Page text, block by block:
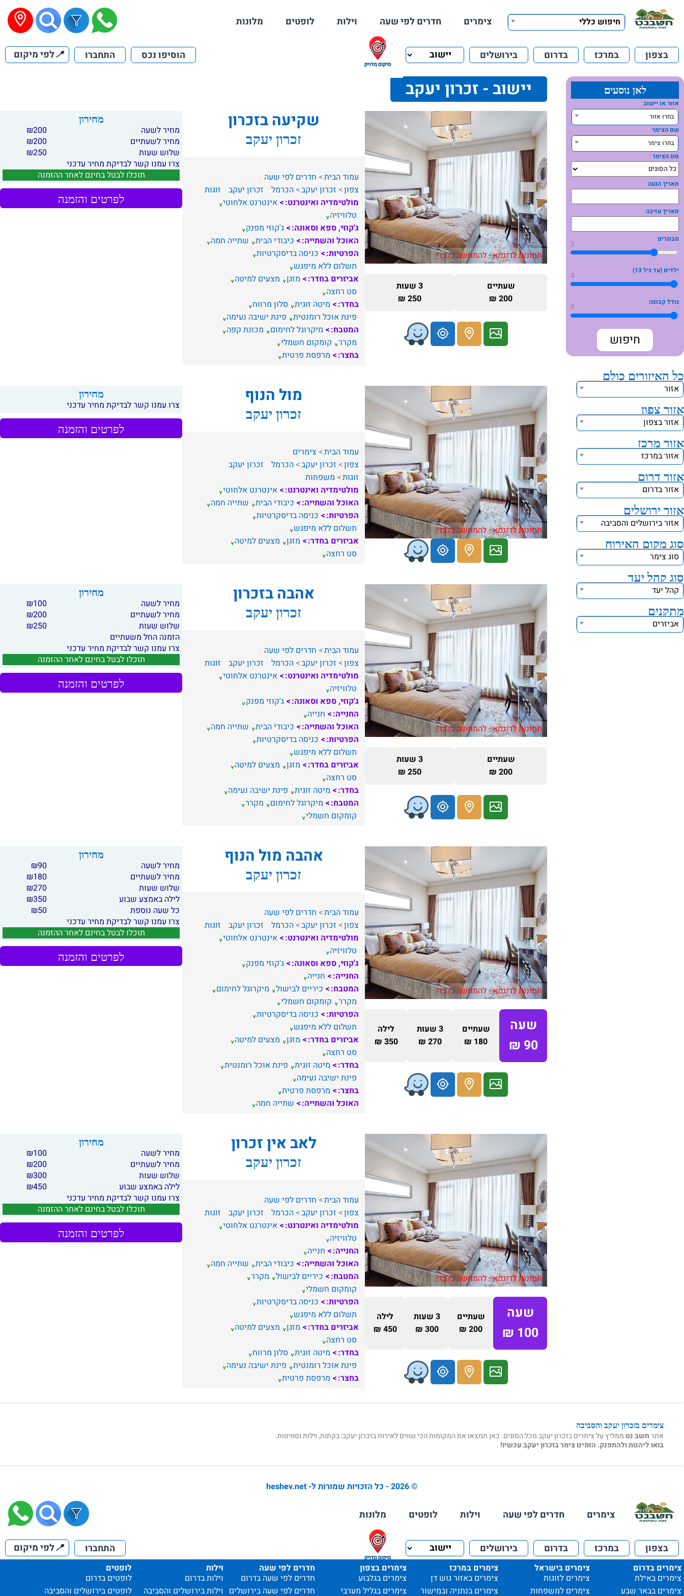
חיפוש כללי צימרים חדרים לפי שעה וילות לופטים מלונות
בצפון במרכז בדרום בירושלים הוסיפו נכס התחברו 📍לפי מיקום
לאן נוסעים
אזור או יישוב
בחרו אזור
שם הצימר
בחרו צימר
סוג הצימר
תאריך הגעה
תאריך עזיבה
מבוגרים
2
ילדים (עד גיל 13)
0
גודל קבוצה
0
כל האיזורים כולם
אזור
אזור צפון
אזור בצפון
אזור מרכז
אזור במרכז
אזור דרום
אזור בדרום
אזור ירושלים
אזור בירושלים והסביבה
סוג מקום האירוח
סוג צימר
סוג קהל יעד
קהל יעד
מתקנים
אביזרים
יישוב - זכרון יעקב
תמונות לדוגמא - להמחשה בלבד!
שעתיים
200 ₪
3 שעות
250 ₪
שקיעה בזכרון
זכרון יעקב
עמוד הבית
חדרים לפי שעה
צפון
זכרון יעקב הכרמל זכרון יעקב
זוגות
מולטימדיה ואינטרנט:
אינטרנט אלחוטי
טלוויזיה
ג'קוזי, ספא וסאונה:
ג'קוזי מפנק
האוכל והשתייה:
כיבודי הבית שתייה חמה
הפרטיות:
כניסה בדיסקרטיות
תשלום ללא מיפגש
אביזרים בחדר:
מזגן מצעים למיטה
סט רחצה
בחדר:
מיטה זוגית סלון מרווח
פינת אוכל רומנטית פינת ישיבה נעימה
המטבח:
מיקרוגל לחימום
מכונת קפה
מקרר קומקום חשמלי
בחצר:
מרפסת פרטית
מחירון
מחיר לשעה 200
₪
מחיר לשעתיים
200
₪
שלוש שעות
250
₪
צרו עמנו קשר לבדיקת מחיר עדכני
תוכלו לבטל בחינם לאחר ההזמנה
לפרטים והזמנה
תמונות לדוגמא - להמחשה בלבד!
מול הנוף
זכרון יעקב
עמוד הבית
צימרים
צפון
זכרון יעקב הכרמל
זכרון יעקב
זוגות
משפחות
מולטימדיה ואינטרנט:
אינטרנט אלחוטי
האוכל והשתייה:
כיבודי הבית שתייה חמה
הפרטיות:
כניסה בדיסקרטיות
תשלום ללא מיפגש
אביזרים בחדר:
מזגן מצעים למיטה
סט רחצה
מחירון
צרו עמנו קשר לבדיקת מחיר עדכני
לפרטים והזמנה
תמונות לדוגמא - להמחשה בלבד!
שעתיים
200 ₪
3 שעות
250 ₪
אהבה בזכרון
זכרון יעקב
עמוד הבית
חדרים לפי שעה
צפון
זכרון יעקב הכרמל זכרון יעקב
זוגות
מולטימדיה ואינטרנט:
אינטרנט אלחוטי
טלוויזיה
ג'קוזי, ספא וסאונה:
ג'קוזי מפנק
החנייה:
חנייה
האוכל והשתייה:
כיבודי הבית שתייה חמה
הפרטיות:
כניסה בדיסקרטיות
תשלום ללא מיפגש
אביזרים בחדר:
מזגן מצעים למיטה
סט רחצה
בחדר:
מיטה זוגית פינת ישיבה נעימה
המטבח:
מיקרוגל לחימום
מקרר
קומקום חשמלי
מחירון
מחיר לשעה 100
₪
מחיר לשעתיים
200
₪
שלוש שעות
250
₪
הזמנה החל משעתיים
צרו עמנו קשר לבדיקת מחיר עדכני
תוכלו לבטל בחינם לאחר ההזמנה
לפרטים והזמנה
תמונות לדוגמא - להמחשה בלבד!
שעה
90 ₪
שעתיים
180 ₪
3 שעות
270 ₪
לילה
350 ₪
אהבה מול הנוף
זכרון יעקב
עמוד הבית
חדרים לפי שעה
צפון
זכרון יעקב הכרמל זכרון יעקב
זוגות
מולטימדיה ואינטרנט:
אינטרנט אלחוטי
טלוויזיה
ג'קוזי, ספא וסאונה:
ג'קוזי מפנק
החנייה:
חנייה
המטבח:
כיריים לבישול מיקרוגל לחימום
מקרר קומקום חשמלי
הפרטיות:
כניסה בדיסקרטיות
תשלום ללא מיפגש
אביזרים בחדר:
מזגן מצעים למיטה
סט רחצה
בחדר:
מיטה זוגית פינת אוכל רומנטית
פינת ישיבה נעימה
בחצר:
מרפסת פרטית
האוכל והשתייה:
שתייה חמה
מחירון
מחיר לשעה 90
₪
מחיר לשעתיים
180
₪
שלוש שעות
270
₪
לילה באמצע שבוע
350
₪
כל שעה נוספת
50
₪
צרו עמנו קשר לבדיקת מחיר עדכני
תוכלו לבטל בחינם לאחר ההזמנה
לפרטים והזמנה
תמונות לדוגמא - להמחשה בלבד!
שעה
100 ₪
שעתיים
200 ₪
3 שעות
300 ₪
לילה
450 ₪
לאב אין זכרון
זכרון יעקב
עמוד הבית
חדרים לפי שעה
צפון
זכרון יעקב הכרמל זכרון יעקב
זוגות
מולטימדיה ואינטרנט:
אינטרנט אלחוטי
טלוויזיה
החנייה:
חנייה
האוכל והשתייה:
כיבודי הבית שתייה חמה
המטבח:
כיריים לבישול מקרר
קומקום חשמלי
הפרטיות:
כניסה בדיסקרטיות
תשלום ללא מיפגש
אביזרים בחדר:
מזגן מצעים למיטה
סט רחצה
בחדר:
מיטה זוגית סלון מרווח
פינת אוכל רומנטית פינת ישיבה נעימה
בחצר:
מרפסת פרטית
מחירון
מחיר לשעה 100
₪
מחיר לשעתיים
200
₪
שלוש שעות
300
₪
לילה באמצע שבוע
450
₪
צרו עמנו קשר לבדיקת מחיר עדכני
תוכלו לבטל בחינם לאחר ההזמנה
לפרטים והזמנה
צימרים בזכרון יעקב והסביבה
אתרחשב נט ממליץ על צימרים בזכרון יעקב מכל הסוגים. כאן תמצאו את המקומות הכי שווים לאירוח בזכרון יעקב: בקתות, וילות וסוויטות.
בואו ליהנות ולהתפנק. הזמינו צימר בזכרון יעקב עכשיו!
© 2026 - כל הזכויות שמורות ל- heshev.net
צימרים חדרים לפי שעה וילות לופטים מלונות
בצפון במרכז בדרום בירושלים התחברו 📍לפי מיקום
צימרים בדרום
צימרים באילת
צימרים בבאר שבע
צימרים בישראל
צימרים לזוגות
צימרים למשפחות
צימרים במרכז
צימרים באזור גוש דן
צימרים בנתניה ובמישור
צימרים בצפון
צימרים בגלבוע
צימרים בגליל מערבי
חדרים לפי שעה
חדרים לפי שעה בדרום
חדרים לפי שעה בירושלים
וילות
וילות בדרום
וילות בירושלים והסביבה
לופטים
לופטים בדרום
לופטים בירושלים והסביבה